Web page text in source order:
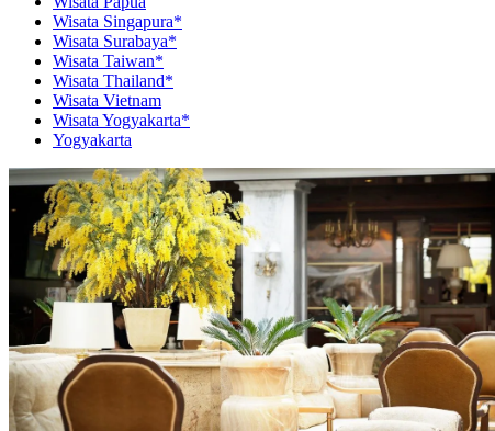
Wisata Singapura*
Wisata Surabaya*
Wisata Taiwan*
Wisata Thailand*
Wisata Vietnam
Wisata Yogyakarta*
Yogyakarta